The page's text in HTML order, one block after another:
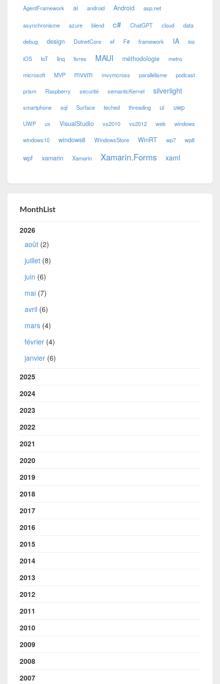
AgentFramework ai android Android asp.net
asynchronisme azure blend c# ChatGPT cloud data
debug design DotnetCore ef F# framework IA ios
iOS IoT linq livres MAUI méthodologie metro
microsoft MVP mvvm mvvmcross parallélisme podcast
prism Raspberry securité semanticKernel silverlight
smartphone sql Surface teched threading ui uwp
UWP ux VisualStudio vs2010 vs2012 web windows
windows10 windows8 WindowsStore WinRT wp7 wp8
wpf xamarin Xamarin Xamarin.Forms xaml
MonthList
2026
août (2)
juillet (8)
juin (6)
mai (7)
avril (6)
mars (4)
février (4)
janvier (6)
2025
2024
2023
2022
2021
2020
2019
2018
2017
2016
2015
2014
2013
2012
2011
2010
2009
2008
2007